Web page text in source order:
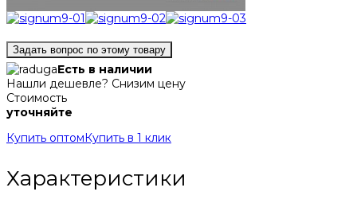
Задать вопрос по этому товару
Есть в наличии
Нашли дешевле? Снизим цену
Стоимость
уточняйте
Купить оптом Купить в 1 клик
Характеристики